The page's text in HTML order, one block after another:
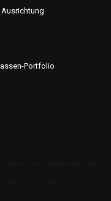
Portfolio